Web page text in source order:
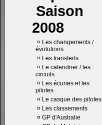
Saison
2008
¤ Les changements /
évolutions
¤ Les transferts
¤ Le calendrier / les
circuits
¤ Les écuries et les
pilotes
¤ Le casque des pilotes
¤ Les classements
¤ GP d'Australie